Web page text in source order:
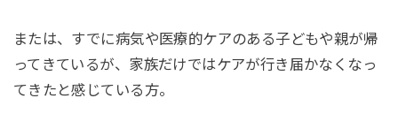
または、すでに病気や医療的ケアのある子どもや親が帰
ってきているが、家族だけではケアが行き届かなくなっ
てきたと感じている方。